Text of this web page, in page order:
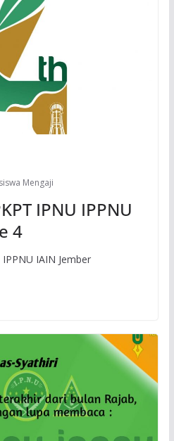
Mengaji
IPNU IPPNU
4
IAIN Jember